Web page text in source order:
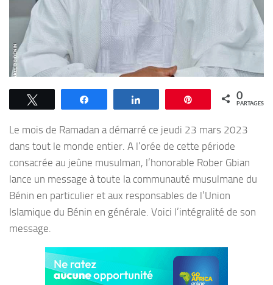
Épingle 0
PARTAGES
Le mois de Ramadan a démarré ce jeudi 23 mars 2023
dans tout le monde entier. A l’orée de cette période
consacrée au jeûne musulman, l’honorable Rober Gbian
lance un message à toute la communauté musulmane du
Bénin en particulier et aux responsables de l’Union
Islamique du Bénin en générale. Voici l’intégralité de son
message.